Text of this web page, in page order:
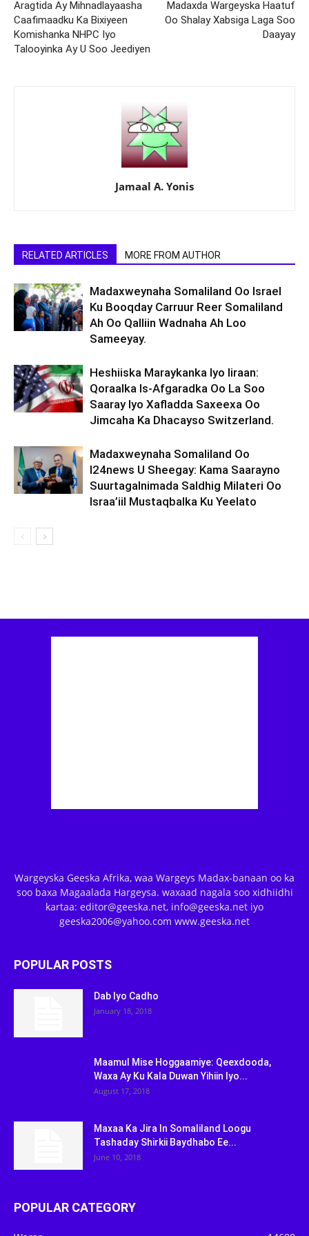
Aragtida Ay Mihnadlayaasha
Caafimaadku Ka Bixiyeen
Komishanka NHPC Iyo
Talooyinka Ay U Soo Jeediyen
Madaxda Wargeyska Haatuf
Oo Shalay Xabsiga Laga Soo
Daayay
Jamaal A. Yonis
RELATED ARTICLES MORE FROM AUTHOR
Madaxweynaha Somaliland Oo Israel
Ku Booqday Carruur Reer Somaliland
Ah Oo Qalliin Wadnaha Ah Loo
Sameeyay.
Heshiiska Maraykanka Iyo Iiraan:
Qoraalka Is-Afgaradka Oo La Soo
Saaray Iyo Xafladda Saxeexa Oo
Jimcaha Ka Dhacayso Switzerland.
Madaxweynaha Somaliland Oo
I24news U Sheegay: Kama Saarayno
Suurtagalnimada Saldhig Milateri Oo
Israa’iil Mustaqbalka Ku Yeelato
Wargeyska Geeska Afrika, waa Wargeys Madax-banaan oo ka
soo baxa Magaalada Hargeysa. waxaad nagala soo xidhiidhi
kartaa: editor@geeska.net, info@geeska.net iyo
geeska2006@yahoo.com www.geeska.net
POPULAR POSTS
Dab Iyo Cadho
January 18, 2018
Maamul Mise Hoggaamiye: Qeexdooda,
Waxa Ay Ku Kala Duwan Yihiin Iyo...
August 17, 2018
Maxaa Ka Jira In Somaliland Loogu
Tashaday Shirkii Baydhabo Ee...
June 10, 2018
POPULAR CATEGORY